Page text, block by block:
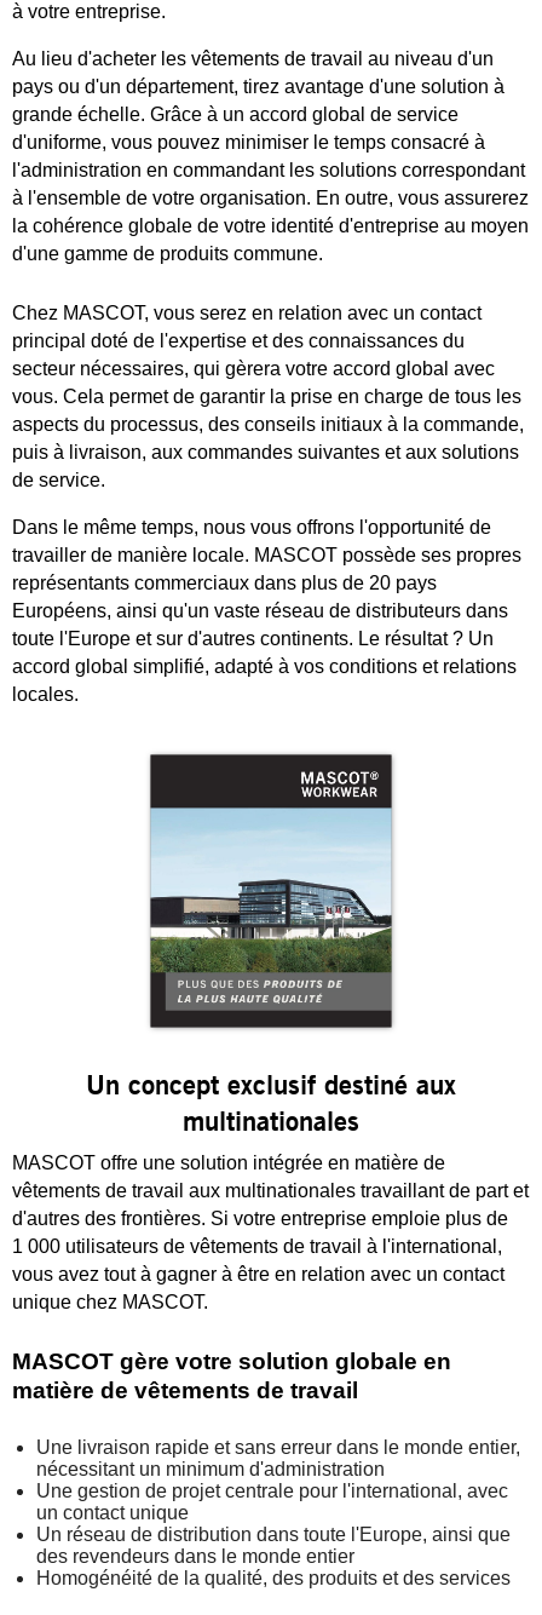
à votre entreprise.
Au lieu d'acheter les vêtements de travail au niveau d'un
pays ou d'un département, tirez avantage d'une solution à
grande échelle. Grâce à un accord global de service
d'uniforme, vous pouvez minimiser le temps consacré à
l'administration en commandant les solutions correspondant
à l'ensemble de votre organisation. En outre, vous assurerez
la cohérence globale de votre identité d'entreprise au moyen
d'une gamme de produits commune.
Chez MASCOT, vous serez en relation avec un contact
principal doté de l'expertise et des connaissances du
secteur nécessaires, qui gèrera votre accord global avec
vous. Cela permet de garantir la prise en charge de tous les
aspects du processus, des conseils initiaux à la commande,
puis à livraison, aux commandes suivantes et aux solutions
de service.
Dans le même temps, nous vous offrons l'opportunité de
travailler de manière locale. MASCOT possède ses propres
représentants commerciaux dans plus de 20 pays
Européens, ainsi qu'un vaste réseau de distributeurs dans
toute l'Europe et sur d'autres continents. Le résultat ? Un
accord global simplifié, adapté à vos conditions et relations
locales.
Catalogues
Un concept exclusif destiné aux
multinationales
MASCOT offre une solution intégrée en matière de
vêtements de travail aux multinationales travaillant de part et
d'autres des frontières. Si votre entreprise emploie plus de
1 000 utilisateurs de vêtements de travail à l'international,
vous avez tout à gagner à être en relation avec un contact
unique chez MASCOT.
MASCOT gère votre solution globale en
matière de vêtements de travail
Une livraison rapide et sans erreur dans le monde entier,
nécessitant un minimum d'administration
Une gestion de projet centrale pour l'international, avec
un contact unique
Un réseau de distribution dans toute l'Europe, ainsi que
des revendeurs dans le monde entier
Homogénéité de la qualité, des produits et des services